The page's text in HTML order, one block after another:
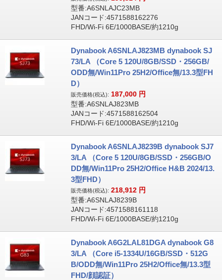
型番:A6SNLAJC23MB
JANコード:4571588162276
FHD/Wi-Fi 6E/1000BASE/約1210g
Dynabook A6SNLAJ823MB dynabook SJ
73/LA （Core 5 120U/8GB/SSD・256GB/
ODD無/Win11Pro 25H2/Office無/13.3型FH
D）
販売価格(税込): 187,000 円
型番:A6SNLAJ823MB
JANコード:4571588162504
FHD/Wi-Fi 6E/1000BASE/約1210g
Dynabook A6SNLAJ8239B dynabook SJ7
3/LA （Core 5 120U/8GB/SSD・256GB/O
DD無/Win11Pro 25H2/Office H&B 2024/13.
3型FHD）
販売価格(税込): 218,912 円
型番:A6SNLAJ8239B
JANコード:4571588161118
FHD/Wi-Fi 6E/1000BASE/約1210g
Dynabook A6G2LAL81DGA dynabook G8
3/LA （Core i5-1334U/16GB/SSD・512G
B/ODD無/Win11Pro 25H2/Office無/13.3型
FHD/顔認証）